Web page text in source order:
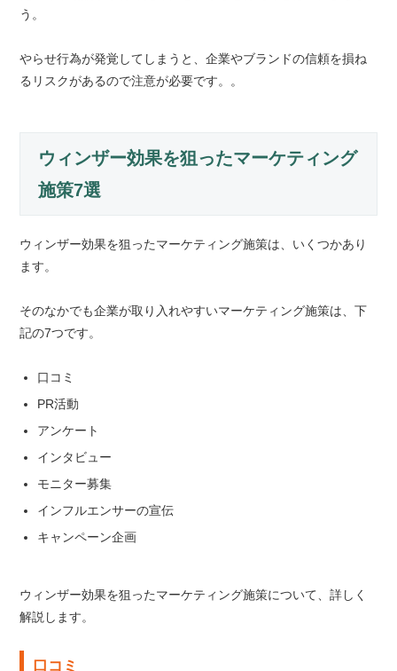
う。
やらせ行為が発覚してしまうと、企業やブランドの信頼を損ね
るリスクがあるので注意が必要です。。
ウィンザー効果を狙ったマーケティング
施策7選
ウィンザー効果を狙ったマーケティング施策は、いくつかあり
ます。
そのなかでも企業が取り入れやすいマーケティング施策は、下
記の7つです。
口コミ
PR活動
アンケート
インタビュー
モニター募集
インフルエンサーの宣伝
キャンペーン企画
ウィンザー効果を狙ったマーケティング施策について、詳しく
解説します。
口コミ